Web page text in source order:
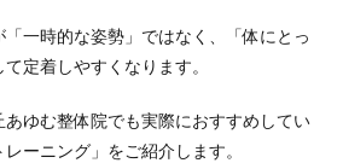
一時的な姿勢」ではなく、「体にとっ
定着しやすくなります。
ゆむ整体院でも実際におすすめしてい
ーニング」をご紹介します。